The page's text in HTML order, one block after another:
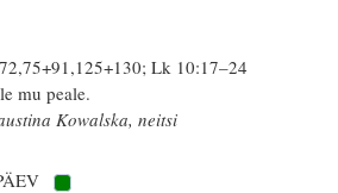
Lk 10:17–24
mu peale.
Kowalska, neitsi